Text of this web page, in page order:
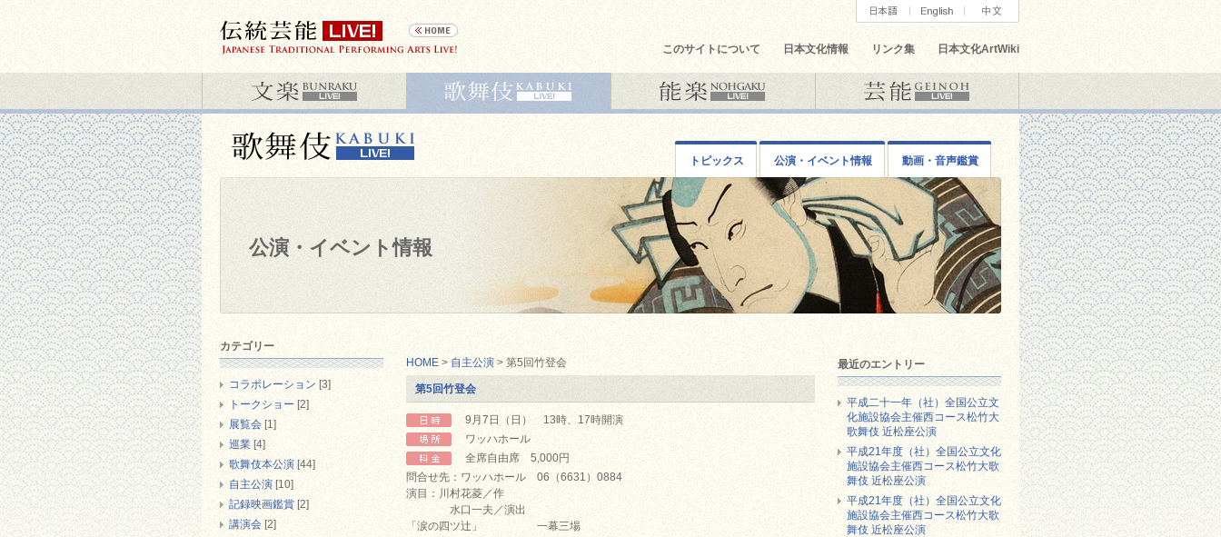
このサイトについて 日本文化情報 リンク集 日本文化ArtWiki
トピックス 公演・イベント情報 動画・音声鑑賞
公演・イベント情報
HOME > 自主公演 > 第5回竹登会
第5回竹登会
9月7日（日） 13時、17時開演
ワッハホール
全席自由席 5,000円
問合せ先：ワッハホール 06（6631）0884
演目：川村花菱／作
水口一夫／演出
「涙の四ツ辻」 一幕三場
カテゴリー
コラボレーション [3]
トークショー [2]
展覧会 [1]
巡業 [4]
歌舞伎本公演 [44]
自主公演 [10]
記録映画鑑賞 [2]
講演会 [2]
最近のエントリー
平成二十一年（社）全国公立文
化施設協会主催西コース松竹大
歌舞伎 近松座公演
平成21年度（社）全国公立文化
施設協会主催西コース松竹大歌
舞伎 近松座公演
平成21年度（社）全国公立文化
施設協会主催西コース松竹大歌
舞伎 近松座公演